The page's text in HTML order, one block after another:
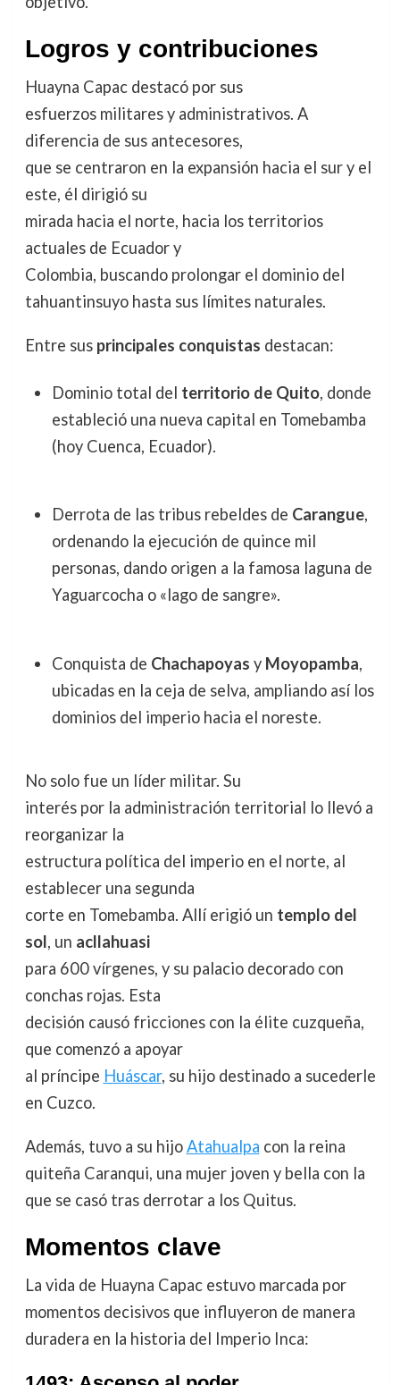
Logros y contribuciones
Huayna Capac destacó por sus
esfuerzos militares y administrativos. A
diferencia de sus antecesores,
que se centraron en la expansión hacia el sur y el
este, él dirigió su
mirada hacia el norte, hacia los territorios
actuales de Ecuador y
Colombia, buscando prolongar el dominio del
tahuantinsuyohasta sus límites naturales.
Entre sus principales conquistas destacan:
Dominio total del territorio de Quito, donde
estableció una nueva capital en Tomebamba
(hoy Cuenca, Ecuador).
Derrota de las tribus rebeldes de Carangue,
ordenando la ejecución de quince mil
personas, dando origen a la famosa laguna de
Yaguarcocha o «lago de sangre».
Conquista de Chachapoyas y Moyopamba,
ubicadas en la ceja de selva, ampliando así los
dominios del imperio hacia el noreste.
No solo fue un líder militar. Su
interés por la administración territorial lo llevó a
reorganizar la
estructura política del imperio en el norte, al
establecer una segunda
corte en Tomebamba. Allí erigió un templo del
sol, un acllahuasi
para 600 vírgenes, y su palacio decorado con
conchas rojas. Esta
decisión causó fricciones con la élite cuzqueña,
que comenzó a apoyar
al príncipe Huáscar, su hijo destinado a sucederle
en Cuzco.
Además, tuvo a su hijoAtahualpa con la reina
quiteña Caranqui, una mujer joven y bella con la
que se casó tras derrotar a los Quitus.
Momentos clave
La vida de Huayna Capac estuvo marcada por
momentos decisivos que influyeron de manera
duradera en la historia del Imperio Inca: